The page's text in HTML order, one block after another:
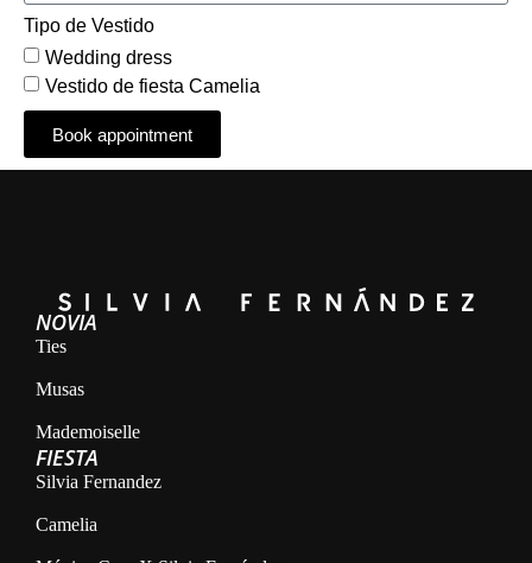
Tipo de Vestido
Wedding dress
Vestido de fiesta Camelia
Book appointment
Alternative:
NOVIA
Ties
Musas
Mademoiselle
FIESTA
Silvia Fernandez
Camelia